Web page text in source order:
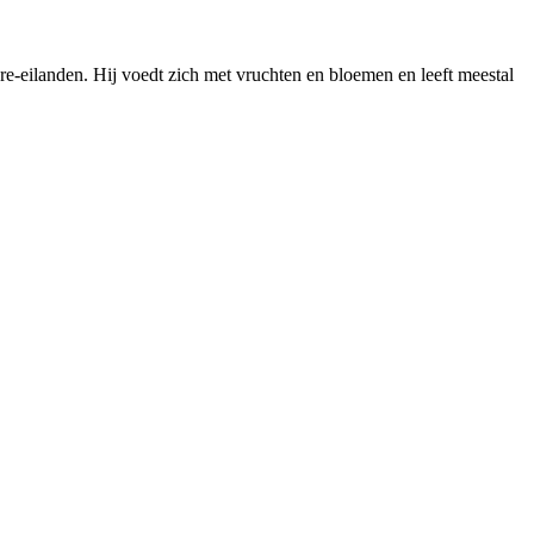
eilanden. Hij voedt zich met vruchten en bloemen en leeft meestal